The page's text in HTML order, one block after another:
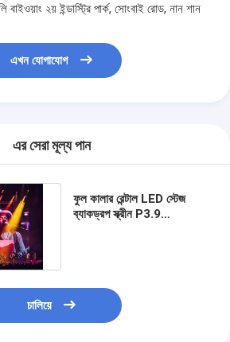
বাইওয়াং ২য় ইন্ডাস্ট্রি পার্ক, সোংবাই রোড, নান শান
এখন যোগাযোগ
এর সেরা মূল্য পান
ফুল কালার রেন্টাল LED স্টেজ
ব্যাকড্রপ স্ক্রীন P3.9
চালিয়ে